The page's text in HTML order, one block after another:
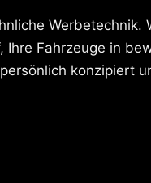
Werbetechnik.
Fahrzeuge in
konzipiert